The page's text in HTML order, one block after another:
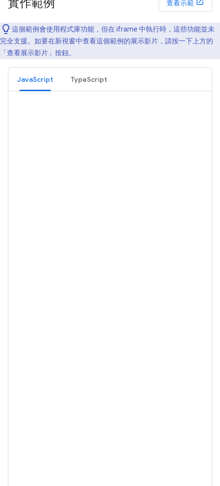
實作範例 查看示範
這個範例會使用程式庫功能，但在 iframe 中執行時，這些功能並未
完全支援。如要在新視窗中查看這個範例的展示影片，請按一下上方的
「查看展示影片」 按鈕。
JavaScript TypeScript